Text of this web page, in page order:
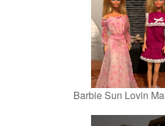
Barbie Sun Lovin